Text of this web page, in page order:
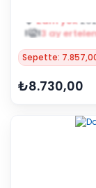
3 ay
Sepette:
₺8.730,00